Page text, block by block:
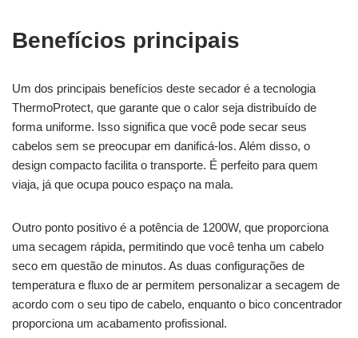
Benefícios principais
Um dos principais benefícios deste secador é a tecnologia
ThermoProtect, que garante que o calor seja distribuído de
forma uniforme. Isso significa que você pode secar seus
cabelos sem se preocupar em danificá-los. Além disso, o
design compacto facilita o transporte. É perfeito para quem
viaja, já que ocupa pouco espaço na mala.
Outro ponto positivo é a potência de 1200W, que proporciona
uma secagem rápida, permitindo que você tenha um cabelo
seco em questão de minutos. As duas configurações de
temperatura e fluxo de ar permitem personalizar a secagem de
acordo com o seu tipo de cabelo, enquanto o bico concentrador
proporciona um acabamento profissional.